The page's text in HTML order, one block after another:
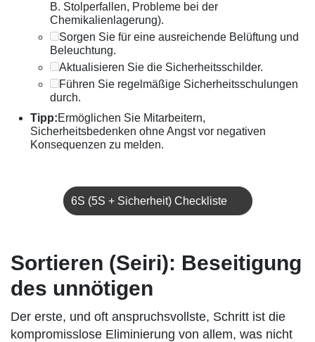
B. Stolperfallen, Probleme bei der
Chemikalienlagerung).
Sorgen Sie für eine ausreichende Belüftung und
Beleuchtung.
Aktualisieren Sie die Sicherheitsschilder.
Führen Sie regelmäßige Sicherheitsschulungen
durch.
Tipp:Ermöglichen Sie Mitarbeitern,
Sicherheitsbedenken ohne Angst vor negativen
Konsequenzen zu melden.
6S (5S + Sicherheit) Checkliste
Sortieren (Seiri): Beseitigung
des unnötigen
Der erste, und oft anspruchsvollste, Schritt ist die
kompromisslose Eliminierung von allem, was nicht